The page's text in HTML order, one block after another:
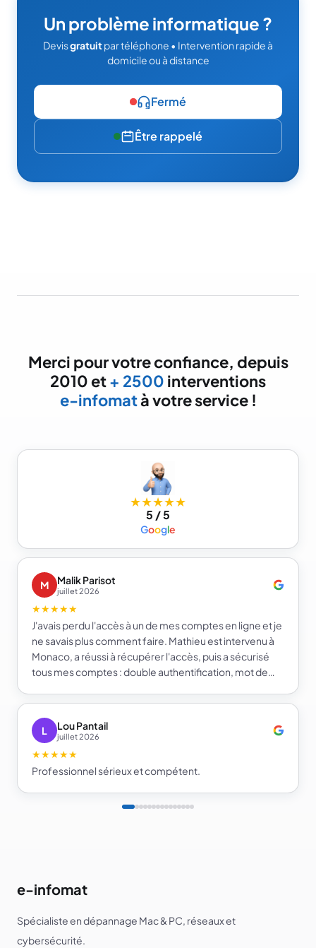
Un problème informatique ?
Devisgratuitpar téléphone • Intervention rapide à
domicile ou à distance
Fermé
Être rappelé
Merci pour votre confiance, depuis
2010 et+ 2500 interventions
e-infomatà votre service !
★★★★★
5 / 5
Google
M Malik Parisot
juillet 2026
★★★★★
J'avais perdu l'accès à un de mes comptes en ligne et je
ne savais plus comment faire. Mathieu est intervenu à
Monaco, a réussi à récupérer l'accès, puis a sécurisé
tous mes comptes : double authentification, mot de
beaucoup plus serein sur la sécurité de mes comptes.
Je recommande e-infomat.
L
Lou Pantail
juillet 2026
★★★★★
Professionnel sérieux et compétent.
e-infomat
Spécialiste en dépannage Mac & PC, réseaux et
cybersécurité.